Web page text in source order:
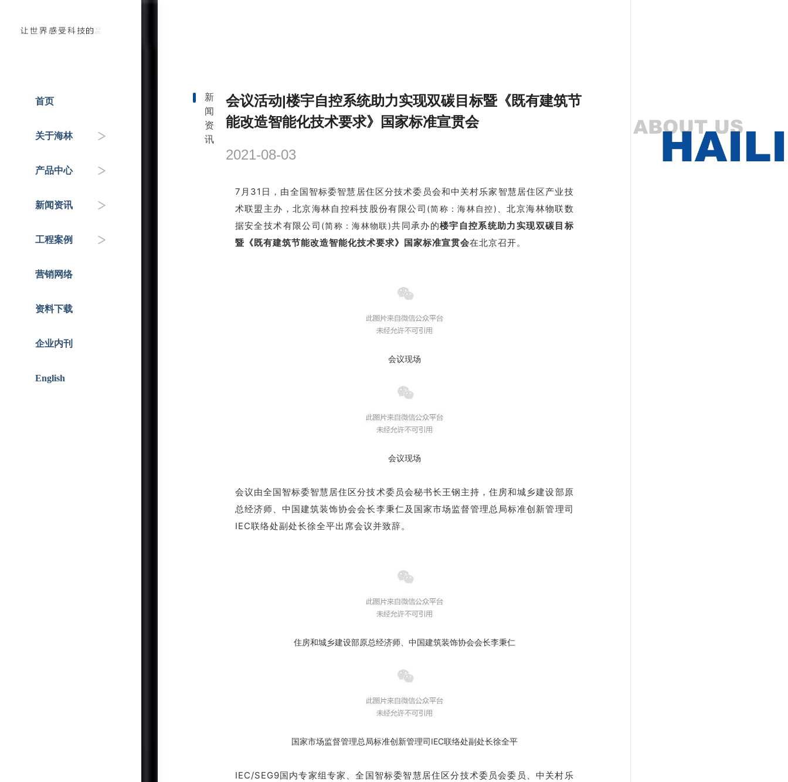
首页
关于海林
产品中心
新闻资讯
工程案例
国家重点工程
营销网络
资料下载
企业内刊
English
新
闻
资
讯
会议活动|楼宇自控系统助力实现双碳目标暨《既有建筑节
能改造智能化技术要求》国家标准宣贯会
2021-08-03
7月31日，由全国智标委智慧居住区分技术委员会和中关村乐家智慧居住区产业技
术联盟主办，北京海林自控科技股份有限公司 (简称：海林自控) 、北京海林物联数
据安全技术有限公司 (简称：海林物联)共同承办的楼宇自控系统助力实现双碳目标
暨《既有建筑节能改造智能化技术要求》国家标准宣贯会在北京召开。
会议现场
会议现场
会议由全国智标委智慧居住区分技术委员会秘书长王钢主持，住房和城乡建设部原
总经济师、中国建筑装饰协会会长李秉仁及国家市场监督管理总局标准创新管理司
IEC联络处副处长徐全平出席会议并致辞。
住房和城乡建设部原总经济师、中国建筑装饰协会会长李秉仁
国家市场监督管理总局标准创新管理司IEC联络处副处长徐全平
IEC/SEG9国内专家组专家、全国智标委智慧居住区分技术委员会委员、中关村乐